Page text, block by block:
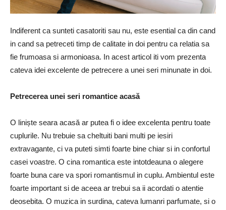
Indiferent ca sunteti casatoriti sau nu, este esential ca din cand
in cand sa petreceti timp de calitate in doi pentru ca relatia sa
fie frumoasa si armonioasa. In acest articol iti vom prezenta
cateva idei excelente de petrecere a unei seri minunate in doi.
Petrecerea unei seri romantice acasă
O liniște seara acasă ar putea fi o idee excelenta pentru toate
cuplurile. Nu trebuie sa cheltuiti bani multi pe iesiri
extravagante, ci va puteti simti foarte bine chiar si in confortul
casei voastre. O cina romantica este intotdeauna o alegere
foarte buna care va spori romantismul in cuplu. Ambientul este
foarte important si de aceea ar trebui sa ii acordati o atentie
deosebita. O muzica in surdina, cateva lumanri parfumate, si o